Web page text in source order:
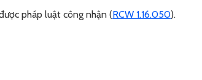
pháp luật công nhận (RCW 1.16.050).